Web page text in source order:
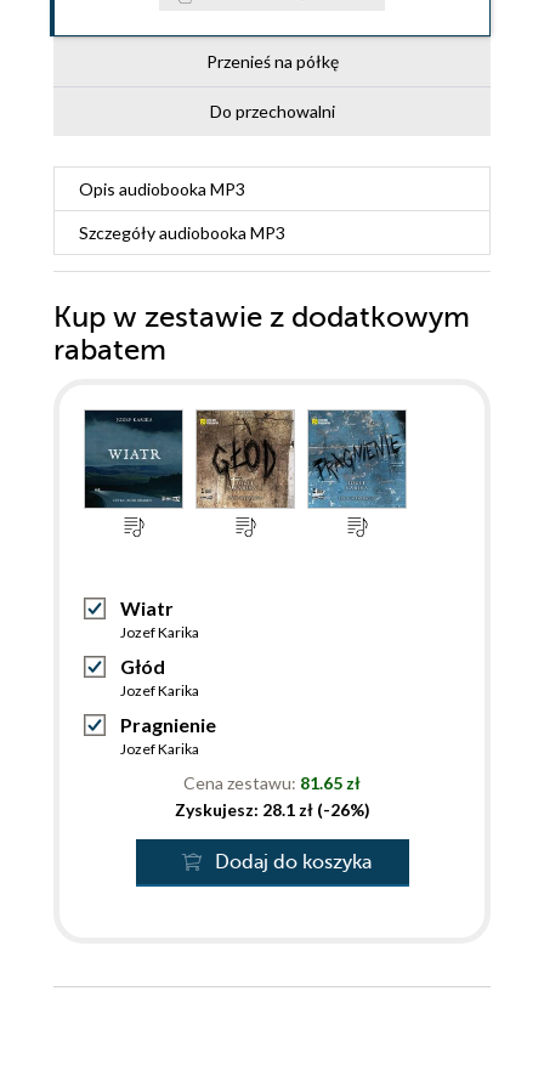
Przenieś na półkę
Do przechowalni
Opis audiobooka MP3
Szczegółyaudiobooka MP3
Kup w zestawie z dodatkowym
rabatem
Wiatr
Jozef Karika
Głód
Jozef Karika
Pragnienie
Jozef Karika
Cena zestawu: 81.65 zł
Zyskujesz: 28.1 zł (-26%)
Dodaj do koszyka